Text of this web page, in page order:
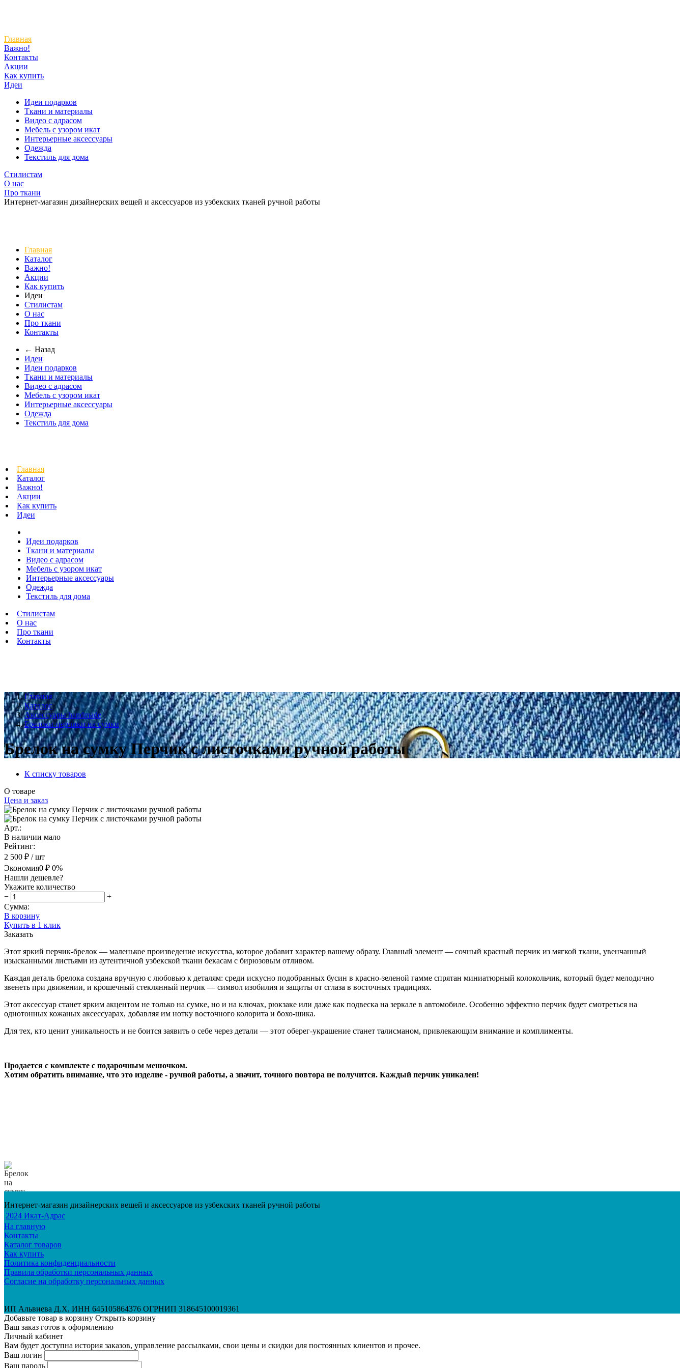
Главная
Важно!
Контакты
Акции
Как купить
Идеи
Идеи подарков
Ткани и материалы
Видео с адрасом
Мебель с узором икат
Интерьерные аксессуары
Одежда
Текстиль для дома
Стилистам
О нас
Про ткани
Интернет-магазин дизайнерских вещей и аксессуаров из узбекских тканей ручной работы
Главная
Каталог
Важно!
Акции
Как купить
Идеи
Стилистам
О нас
Про ткани
Контакты
← Назад
Идеи
Идеи подарков
Ткани и материалы
Видео с адрасом
Мебель с узором икат
Интерьерные аксессуары
Одежда
Текстиль для дома
Главная
Каталог
Важно!
Акции
Как купить
Идеи
Идеи подарков
Ткани и материалы
Видео с адрасом
Мебель с узором икат
Интерьерные аксессуары
Одежда
Текстиль для дома
Стилистам
О нас
Про ткани
Контакты
Главная
Каталог
Аксессуары handmade
Брелоки-перчики на сумки
Брелок на сумку Перчик с листочками ручной работы
К списку товаров
О товаре
Цена и заказ
Арт.:
В наличии мало
Рейтинг:
2 500 ₽ / шт
Экономия0 ₽ 0%
Нашли дешевле?
Укажите количество
−
+
Сумма:
В корзину
Купить в 1 клик
Заказать
Этот яркий перчик-брелок — маленькое произведение искусства, которое добавит характер вашему образу. Главный элемент — сочный красный перчик из мягкой ткани, увенчанный
изысканными листьями из аутентичной узбекской ткани бекасам с бирюзовым отливом.
Каждая деталь брелока создана вручную с любовью к деталям: среди искусно подобранных бусин в красно-зеленой гамме спрятан миниатюрный колокольчик, который будет мелодично
звенеть при движении, и крошечный стеклянный перчик — символ изобилия и защиты от сглаза в восточных традициях.
Этот аксессуар станет ярким акцентом не только на сумке, но и на ключах, рюкзаке или даже как подвеска на зеркале в автомобиле. Особенно эффектно перчик будет смотреться на
однотонных кожаных аксессуарах, добавляя им нотку восточного колорита и бохо-шика.
Для тех, кто ценит уникальность и не боится заявить о себе через детали — этот оберег-украшение станет талисманом, привлекающим внимание и комплименты.
Продается с комплекте с подарочным мешочком.
Хотим обратить внимание, что это изделие - ручной работы, а значит, точного повтора не получится. Каждый перчик уникален!
Интернет-магазин дизайнерских вещей и аксессуаров из узбекских тканей ручной работы
2024 Икат-Адрас
На главную
Контакты
Каталог товаров
Как купить
Политика конфиденциальности
Правила обработки персональных данных
Согласие на обработку персональных данных
ИП Альвиева Д.Х, ИНН 645105864376 ОГРНИП 318645100019361
Добавьте товар в корзину Открыть корзину
Ваш заказ готов к оформлению
Личный кабинет
Вам будет доступна история заказов, управление рассылками, свои цены и скидки для постоянных клиентов и прочее.
Ваш логин
Ваш пароль